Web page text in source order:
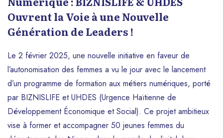
Ouvrent la Voie à une Nouvelle
Génération de Leaders !
Le 2 février 2025, une nouvelle initiative en faveur de
l’autonomisation des femmes a vu le jour avec le lancement
d’un programme de formation aux métiers numériques, porté
par BIZNISLIFE et UHDES (Urgence Haïtienne de
Développement Économique et Social). Ce projet ambitieux
vise à former et accompagner 50 jeunes femmes du